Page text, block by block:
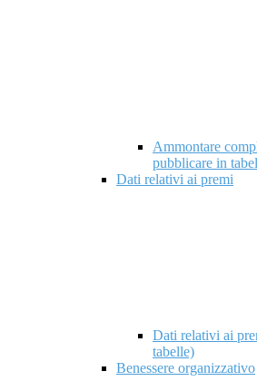
Ammontare
pubblicare in
Dati relativi ai premi
Dati relativi ai
tabelle)
Benessere organizzativo